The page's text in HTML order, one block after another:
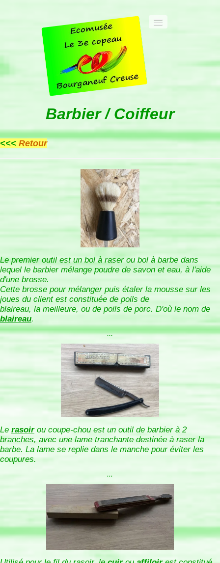
AccueilBarbier / Coiffeur
<<< Retour
Le premier outil est un bol à raser ou bol à barbe dans
lequel le barbier mélange poudre de savon et eau, à l'aide
d'une brosse.
Cette brosse pour mélanger puis étaler la mousse sur les
joues du client est constituée de poils de
blaireau, la meilleure, ou de poils de porc. D'où le nom de
blaireau.
...
Le rasoirou coupe-chou est un outil de barbier à 2
branches, avec une lame tranchante destinée à raser la
barbe. La lame se replie dans le manche pour éviter les
coupures.
...